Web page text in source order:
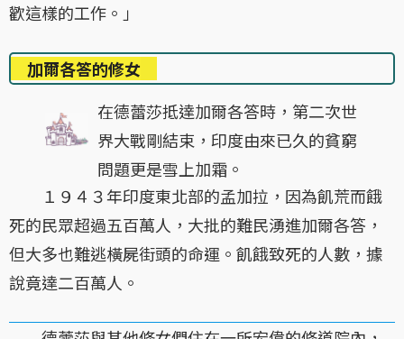
歡這樣的工作。」
加爾各答的修女
在德蕾莎抵達加爾各答時，第二次世
界大戰剛結束，印度由來已久的貧窮
問題更是雪上加霜。
１９４３年印度東北部的孟加拉，因為飢荒而餓
死的民眾超過五百萬人，大批的難民湧進加爾各答，
但大多也難逃橫屍街頭的命運。飢餓致死的人數，據
說竟達二百萬人。